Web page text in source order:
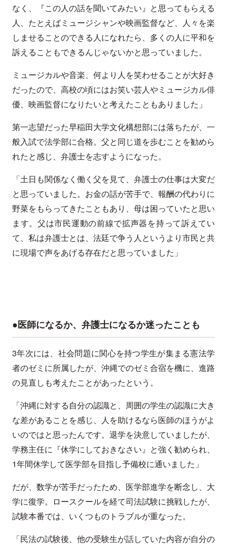
なく、『この人の話を聞いてみたい』と思ってもらえる
人、たとえばミュージシャンや映画監督など、人々を楽
しませることのできる人になれたら、多くの人に平和を
訴えることもできるんじゃないかと思っていました。
ミュージカルや音楽、何より人を笑わせることが大好き
だったので、高校の頃にはお笑い芸人やミュージカル俳
優、映画監督になりたいと考えたこともありました」
第一志望だった早稲田大学文化構想部には落ちたが、一
般入試で法学部に合格。父と同じ道を歩むことを勧めら
れたと感じ、弁護士を志すようになった。
「土日も関係なく働く父を見て、弁護士の仕事は大変だ
と思っていました。お金の話が苦手で、報酬の代わりに
野菜をもらってきたこともあり、母は困っていたと思い
ます。父は市民運動の前線で拡声器を持って訴えてい
て、私は弁護士とは、法廷で争う人というより市民と共
に現場で声をあげる存在だと思っていました」
●医師になるか、弁護士になるか迷ったことも
3年次には、社会問題に関心を持つ学生が集まる憲法学
者のゼミに所属したが、沖縄でのゼミ合宿を機に、進路
の見直しも考えたことがあったという。
「沖縄に対する自分の認識と、周囲の学生の認識に大き
な差があることを感じ、人を助けるなら医師のほうがよ
いのではと思ったんです。退学を決意していましたが、
学務主任に『休学にしておきなさい』と強く勧められ、
1年間休学して医学部を目指し予備校に通いました」
だが、数学が苦手だったため、医学部進学を断念し、大
学に復学。ロースクールを経て司法試験に挑戦したが、
試験本番では、いくつものトラブルが重なった。
「民法の試験後、他の受験生が話していた内容が自分の